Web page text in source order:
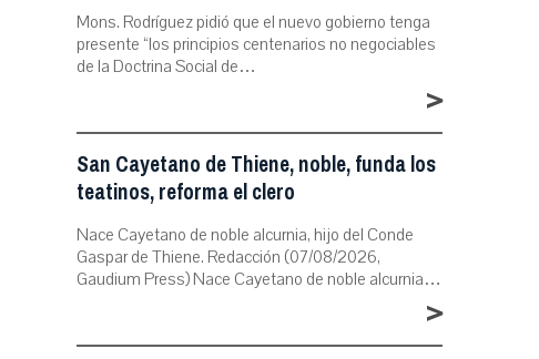
Mons. Rodríguez pidió que el nuevo gobierno tenga
presente “los principios centenarios no negociables
de la Doctrina Social de…
>
San Cayetano de Thiene, noble, funda los
teatinos, reforma el clero
Nace Cayetano de noble alcurnia, hijo del Conde
Gaspar de Thiene. Redacción (07/08/2026,
Gaudium Press) Nace Cayetano de noble alcurnia…
>